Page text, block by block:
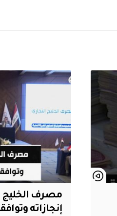
مصرف
إنجازاته